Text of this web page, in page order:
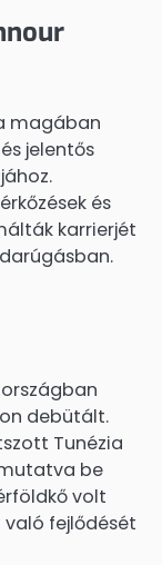
magában
jelentős
és
karrierjét
debütált.
Tunézia
be
volt
való fejlődését